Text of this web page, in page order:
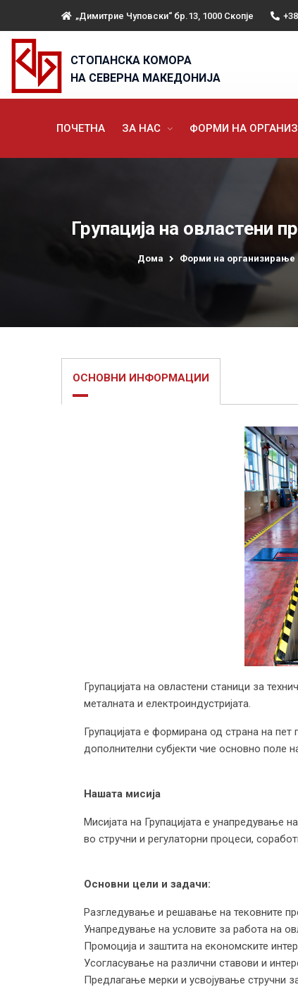
„Димитрие Чуповски“ бр.13, 1000 Скопје
СТОПАНСКА КОМОРА
НА СЕВЕРНА МАКЕДОНИЈА
ПОЧЕТНА ЗА НАС ФОРМИ НА
Групација на овластени
Дома Форми на организирање
ОСНОВНИ ИНФОРМАЦИИ
Групацијата на овластени станици за
металната и електроиндустријата.
Групацијата е формирана од страна на
дополнителни субјекти чие основно поле
Нашата мисија
Мисијата на Групацијата е унапредување
во стручни и регулаторни процеси,
Основни цели и задачи:
Разгледување и решавање на тековните
Унапредување на условите за работа на
Промоција и заштита на економските
Усогласување на различни ставови и
Предлагање мерки и усвојување стручни